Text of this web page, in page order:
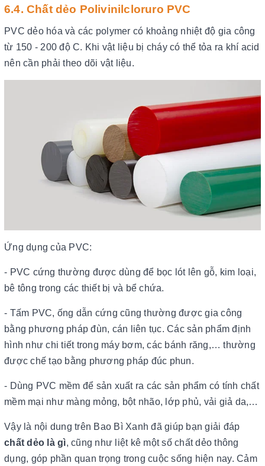
6.4. Chất dẻo Polivinilcloruro PVC
PVC dẻo hóa và các polymer có khoảng nhiệt độ gia công
từ 150 - 200 độ C. Khi vật liệu bị cháy có thể tỏa ra khí acid
nên cần phải theo dõi vật liệu.
Ứng dụng của PVC:
- PVC cứng thường được dùng để bọc lót lên gỗ, kim loại,
bê tông trong các thiết bị và bể chứa.
- Tấm PVC, ống dẫn cứng cũng thường được gia công
bằng phương pháp đùn, cán liên tục. Các sản phẩm định
hình như chi tiết trong máy bơm, các bánh răng,… thường
được chế tạo bằng phương pháp đúc phun.
- Dùng PVC mềm để sản xuất ra các sản phẩm có tính chất
mềm mại như màng mỏng, bột nhão, lớp phủ, vải giả da,…
Vậy là nội dung trên Bao Bì Xanh đã giúp bạn giải đáp
chất dẻo là gì, cũng như liệt kê một số chất dẻo thông
dụng, góp phần quan trọng trong cuộc sống hiện nay. Cảm